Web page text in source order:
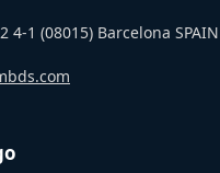
4-1 (08015) Barcelona SPAIN